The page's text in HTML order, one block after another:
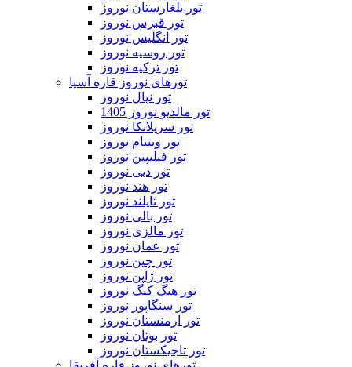
تور بلغارستان نوروز
تور قبرس نوروز
تور انگلیس نوروز
تور روسیه نوروز
تور ترکیه نوروز
تورهای نوروز قاره آسیا
تور نپال نوروز
تور مالدیو نوروز 1405
تور سریلانکا نوروز
تور ویتنام نوروز
تور فیلیپین نوروز
تور دبی نوروز
تور هند نوروز
تور تایلند نوروز
تور بالی نوروز
تور مالزی نوروز
تور عمان نوروز
تور چین نوروز
تور ژاپن نوروز
تور هنگ کنگ نوروز
تور سنگاپور نوروز
تور ارمنستان نوروز
تور بوتان نوروز
تور تاجیکستان نوروز